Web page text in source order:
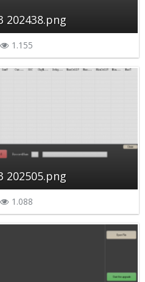
202438.png
1.155
202505.png
1.088